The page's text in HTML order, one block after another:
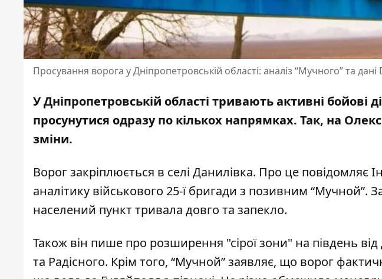
Просування ворога у Дніпропетровській області: аналіз “Мучного” та
У Дніпропетровській області тривають активні бойові
просунутися одразу по кількох напрямках. Так, на
зміни.
Ворог закріплюється в селі Данилівка. Про це повідомляє
аналітику військового 25-ї бригади з позивним “Мучной”.
населений пункт тривала довго та запекло.
Також він пише про розширення "сірої зони" на південь
та Радісного. Крім того, “Мучной” заявляє, що ворог